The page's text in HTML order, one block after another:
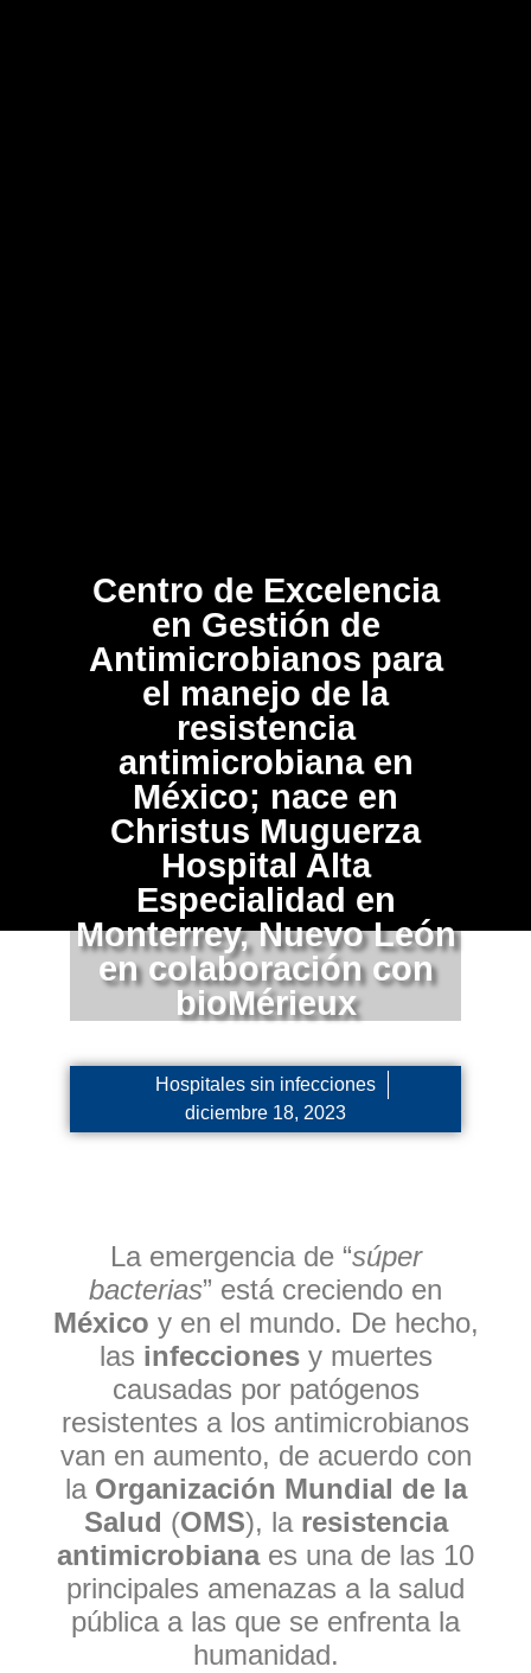
Centro de Excelencia
en Gestión de
Antimicrobianos para
el manejo de la
resistencia
antimicrobiana en
México; nace en
Christus Muguerza
Hospital Alta
Especialidad en
Monterrey, Nuevo León
en colaboración con
bioMérieux
Hospitales sin infecciones
diciembre 18, 2023
La emergencia de “súper
bacterias” está creciendo en
México y en el mundo. De hecho,
las infeccionesy muertes
causadas por patógenos
resistentes a los antimicrobianos
van en aumento, de acuerdo con
la Organización Mundial de la
Salud (OMS), la resistencia
antimicrobianaes una de las 10
principales amenazas a la salud
pública a las que se enfrenta la
humanidad.